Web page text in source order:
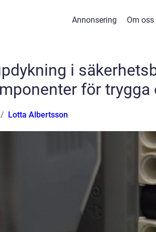
Annonsering Om oss
i
för
Lotta Albertsson